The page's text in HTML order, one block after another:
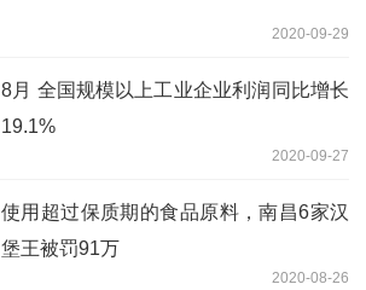
2020-09-29
8月 全国规模以上工业企业利润同比增长
19.1%
2020-09-27
使用超过保质期的食品原料，南昌6家汉
堡王被罚91万
2020-08-26